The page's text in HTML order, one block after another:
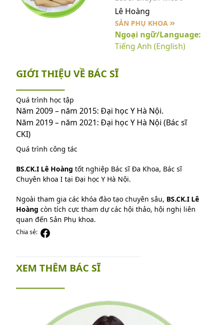
Lê Hoàng
SẢN PHỤ KHOA
Ngoại ngữ/Language:
Tiếng Anh (English)
GIỚI THIỆU VỀ BÁC SĨ
Quá trình học tập
Năm 2009 – năm 2015: Đại học Y Hà Nội.
Năm 2019 – năm 2021: Đại học Y Hà Nội (Bác sĩ
CKI)
Quá trình công tác
BS.CK.I Lê Hoàng tốt nghiệp Bác sĩ Đa Khoa, Bác sĩ
Chuyên khoa I tại Đại học Y Hà Nội.
Ngoài tham gia các khóa đào tạo chuyên sâu, BS.CK.I Lê
Hoàng còn tích cực tham dự các hội thảo, hội nghị liên
quan đến Sản Phụ khoa.
Chia sẻ:
XEM THÊM BÁC SĨ